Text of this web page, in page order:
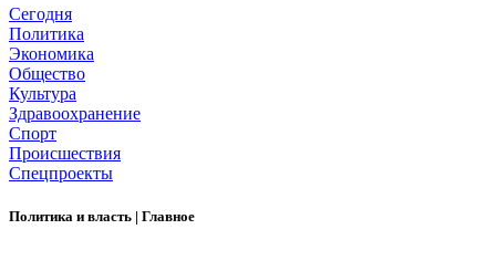
Сегодня
Политика
Экономика
Общество
Культура
Здравоохранение
Спорт
Происшествия
Спецпроекты
Политика и власть | Главное